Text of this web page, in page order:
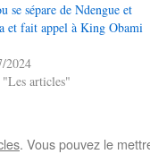
se sépare de Ndengue et
et fait appel à King Obami
2024
"Les articles"
. Vous pouvez le